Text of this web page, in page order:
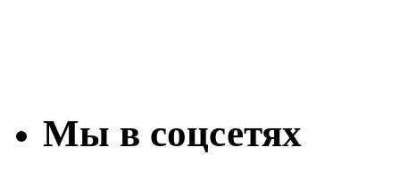
Мы в соцсетях